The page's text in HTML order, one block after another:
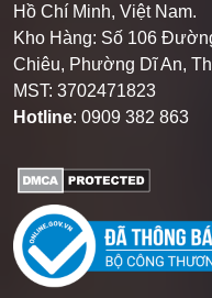
Hồ Chí Minh, Việt Nam.
Kho Hàng: Số 106
Chiêu, Phường Dĩ An,
MST: 3702471823
Hotline: 0909 382 863